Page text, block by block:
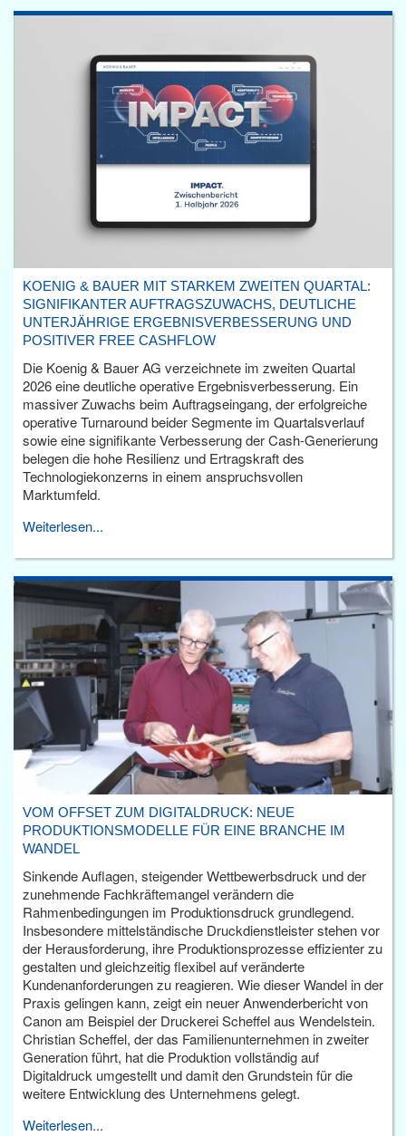
KOENIG & BAUER MIT STARKEM ZWEITEN QUARTAL:
SIGNIFIKANTER AUFTRAGSZUWACHS, DEUTLICHE
UNTERJÄHRIGE ERGEBNISVERBESSERUNG UND
POSITIVER FREE CASHFLOW
Die Koenig & Bauer AG verzeichnete im zweiten Quartal
2026 eine deutliche operative Ergebnisverbesserung. Ein
massiver Zuwachs beim Auftragseingang, der erfolgreiche
operative Turnaround beider Segmente im Quartalsverlauf
sowie eine signifikante Verbesserung der Cash-Generierung
belegen die hohe Resilienz und Ertragskraft des
Technologiekonzerns in einem anspruchsvollen
Marktumfeld.
Weiterlesen...
VOM OFFSET ZUM DIGITALDRUCK: NEUE
PRODUKTIONSMODELLE FÜR EINE BRANCHE IM
WANDEL
Sinkende Auflagen, steigender Wettbewerbsdruck und der
zunehmende Fachkräftemangel verändern die
Rahmenbedingungen im Produktionsdruck grundlegend.
Insbesondere mittelständische Druckdienstleister stehen vor
der Herausforderung, ihre Produktionsprozesse effizienter zu
gestalten und gleichzeitig flexibel auf veränderte
Kundenanforderungen zu reagieren. Wie dieser Wandel in der
Praxis gelingen kann, zeigt ein neuer Anwenderbericht von
Canon am Beispiel der Druckerei Scheffel aus Wendelstein.
Christian Scheffel, der das Familienunternehmen in zweiter
Generation führt, hat die Produktion vollständig auf
Digitaldruck umgestellt und damit den Grundstein für die
weitere Entwicklung des Unternehmens gelegt.
Weiterlesen...